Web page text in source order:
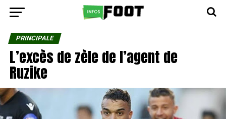
PRINCIPALE
L’excès de zèle de l’agent de
Ruzike